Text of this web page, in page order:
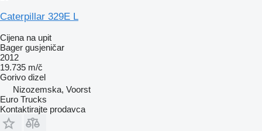
Caterpillar 329E L
Cijena na upit
Bager gusjeničar
2012
19.735 m/č
Gorivo dizel
Nizozemska, Voorst
Euro Trucks
Kontaktirajte prodavca